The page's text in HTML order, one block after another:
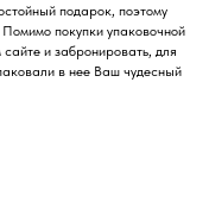
подарок, поэтому
покупки упаковочной
и забронировать, для
в нее Ваш чудесный